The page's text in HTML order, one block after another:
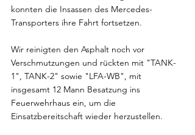
konnten die Insassen des Mercedes-
Transporters ihre Fahrt fortsetzen.
Wir reinigten den Asphalt noch vor
Verschmutzungen und rückten mit "TANK-
1", TANK-2" sowie "LFA-WB", mit
insgesamt 12 Mann Besatzung ins
Feuerwehrhaus ein, um die
Einsatzbereitschaft wieder herzustellen.